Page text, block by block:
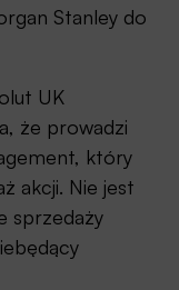
Stanley do
UK
że prowadzi
który
akcji. Nie jest
sprzedaży